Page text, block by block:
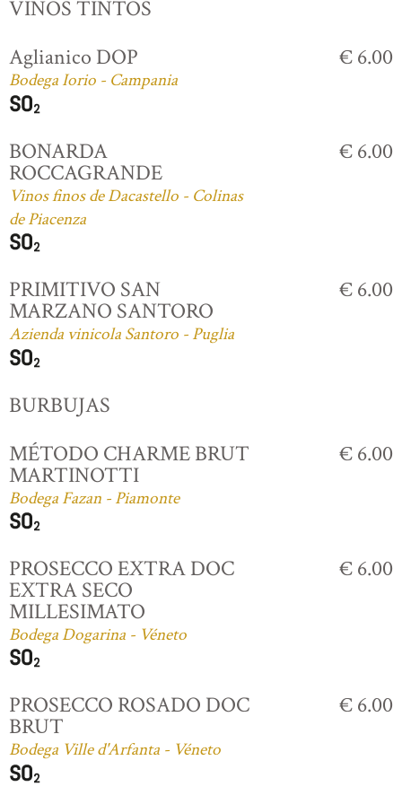
VINOS TINTOS
Aglianico DOP
Bodega Iorio - Campania
€ 6.00
BONARDA
ROCCAGRANDE
Vinos finos de Dacastello - Colinas
de Piacenza
€ 6.00
PRIMITIVO SAN
MARZANO SANTORO
Azienda vinicola Santoro - Puglia
€ 6.00
BURBUJAS
MÉTODO CHARME BRUT
MARTINOTTI
Bodega Fazan - Piamonte
€ 6.00
PROSECCO EXTRA DOC
EXTRA SECO
MILLESIMATO
Bodega Dogarina - Véneto
€ 6.00
PROSECCO ROSADO DOC
BRUT
Bodega Ville d'Arfanta - Véneto
€ 6.00